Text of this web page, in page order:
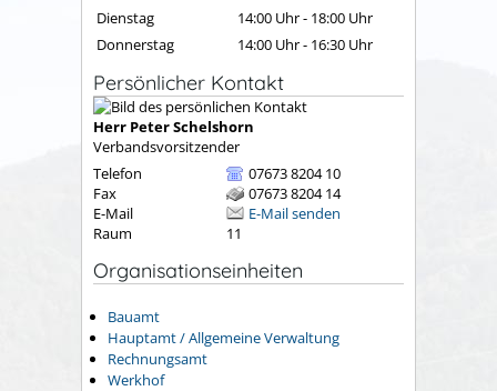
Dienstag
14:00 Uhr- 18:00 Uhr
Donnerstag
14:00 Uhr- 16:30 Uhr
Persönlicher Kontakt
Herr PeterSchelshorn
Verbandsvorsitzender
Telefon
07673 8204 10
Fax
07673 8204 14
E-Mail
E-Mail senden
Raum
11
Organisationseinheiten
Bauamt
Hauptamt / Allgemeine Verwaltung
Rechnungsamt
Werkhof